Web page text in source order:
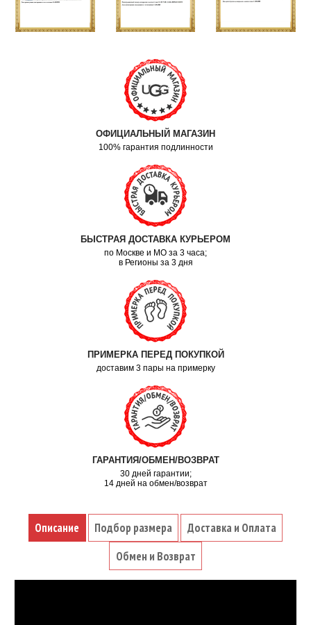
ОФИЦИАЛЬНЫЙ МАГАЗИН
100% гарантия подлинности
БЫСТРАЯ ДОСТАВКА КУРЬЕРОМ
по Москве и МО за 3 часа;
в Регионы за 3 дня
ПРИМЕРКА ПЕРЕД ПОКУПКОЙ
доставим 3 пары на примерку
ГАРАНТИЯ/ОБМЕН/ВОЗВРАТ
30 дней гарантии;
14 дней на обмен/возврат
Описание Подбор размера
Доставка и Оплата
Обмен и Возврат